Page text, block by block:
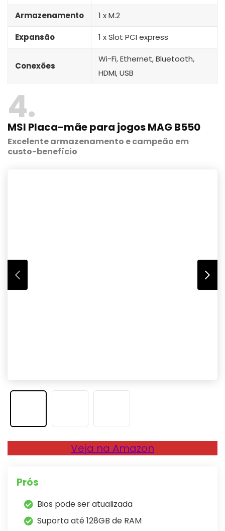
Armazenamento 1 x M.2
Expansão 1 x Slot PCI express
Conexões
Wi-Fi, Ethernet, Bluetooth,
HDMI, USB
4
MSI Placa-mãe para jogos MAG B550
Excelente armazenamento e campeão em
custo-benefício
Veja na Amazon
Prós
Bios pode ser atualizada
Suporta até 128GB de RAM